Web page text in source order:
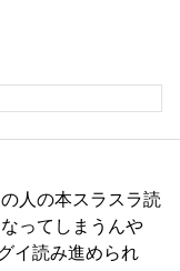
人の本スラスラ読
ってしまうんや
イ読み進められ